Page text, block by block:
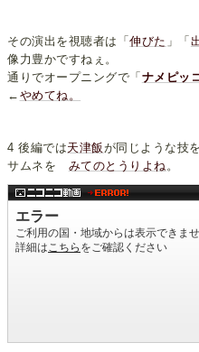
その演出を視聴者は「伸びた 」「
像力豊かですねぇ。
通りでオープニングで「 ナメピッ
← やめてね。
4 後編では天津飯が同じような技
サムネを みてのとうりよね。